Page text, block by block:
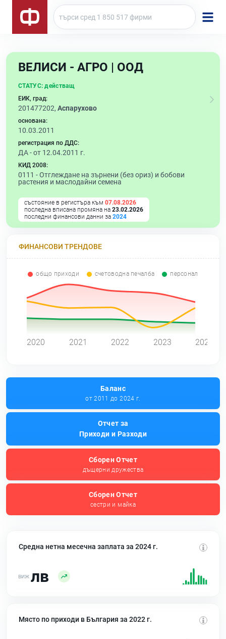
ВЕЛИСИ - АГРО | ООД
СТАТУС: действащ
ЕИК, град:
201477202, Аспарухово
основана:
10.03.2011
регистрация по ДДС:
ДА - от 12.04.2011 г.
КИД 2008:
0111 -Отглеждане на зърнени (без ориз) и бобови
растения и маслодайни семена
състояние в регистъра към 07.08.2026
последна вписана промяна на 23.02.2026
последни финансови данни за 2024
ФИНАНСОВИ ТРЕНДОВЕ
общо приходи счетоводна печалба персонал
2020 2021 2022 2023 2024
Баланс
от 2011 до 2024 г.
Отчет за
Приходи и Разходи
Сборен Отчет
дъщерни дружества
Сборен Отчет
сестри и майка
Средна нетна месечна заплата за 2024 г.
лв
Място по приходи в България за 2022 г.